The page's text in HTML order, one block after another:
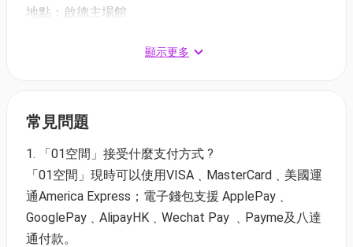
地點：啟德主場館
時間：晚上7時30分開場
地點：啟德主場館
車路士vs祖雲達斯門票及住宿套票：直購連結
曼城公開訓練：7月31日（五）晚上7時30分
曼城公開訓練票價一律港幣 299元：直擊連結
顯示更多
常見問題
1. 「01空間」接受什麼支付方式 ?
「01空間」現時可以使用VISA﹑MasterCard﹑美國運
通America Express；電子錢包支援 ApplePay﹑
GooglePay﹑AlipayHK﹑Wechat Pay ﹑Payme及八達
通付款。